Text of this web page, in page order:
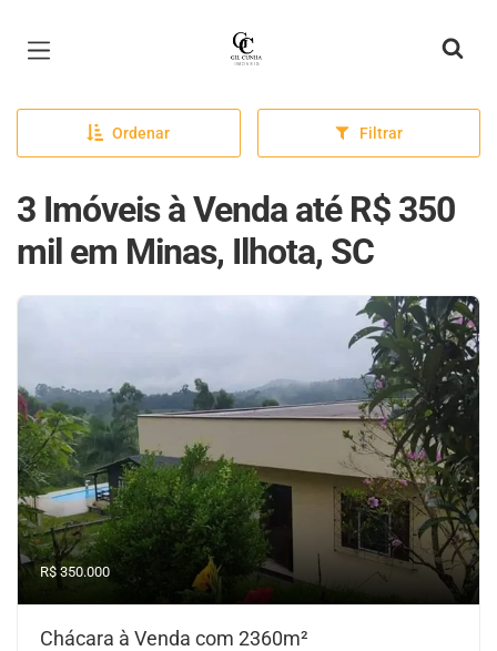
Página inicial
Ordenar Filtrar
3 Imóveis à Venda até R$ 350
mil em Minas, Ilhota, SC
R$ 350.000
Chácara à Venda com 2360m²